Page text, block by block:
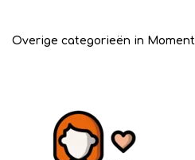
Overige categorieën in